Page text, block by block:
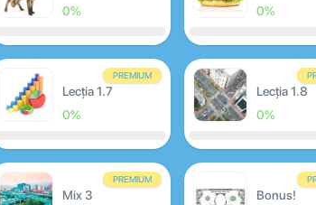
0%
0%
PREMIUM
Lecția 1.7
0%
Lecția 1.8
0%
PREMIUM
Mix 3
Bonus!